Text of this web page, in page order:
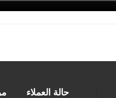
حالة العملاء